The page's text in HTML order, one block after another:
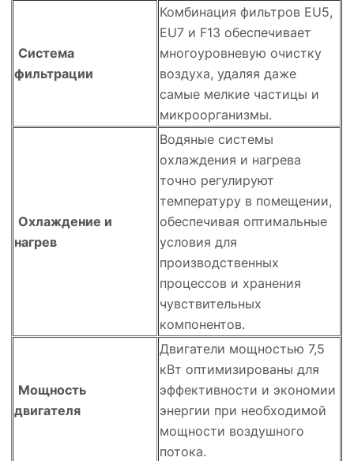
Система
фильтрации
Комбинация фильтров EU5,
EU7 и F13 обеспечивает
многоуровневую очистку
воздуха, удаляя даже
самые мелкие частицы и
микроорганизмы.
Охлаждение и
нагрев
Водяные системы
охлаждения и нагрева
точно регулируют
температуру в помещении,
обеспечивая оптимальные
условия для
производственных
процессов и хранения
чувствительных
компонентов.
Мощность
двигателя
Двигатели мощностью 7,5
кВт оптимизированы для
эффективности и экономии
энергии при необходимой
мощности воздушного
потока.